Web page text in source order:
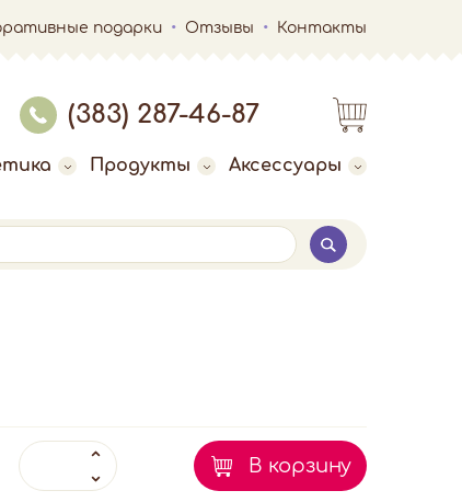
подарки Отзывы Контакты
(383) 287-46-87
Продукты Аксессуары
В корзину